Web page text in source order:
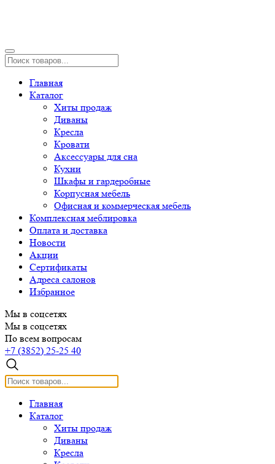
Главная
Каталог
Хиты продаж
Диваны
Кресла
Кровати
Аксессуары для сна
Кухни
Шкафы и гардеробные
Корпусная мебель
Офисная и коммерческая мебель
Комплексная меблировка
Оплата и доставка
Новости
Акции
Сертификаты
Адреса салонов
Избранное
Мы в соцсетях
Мы в соцсетях
По всем вопросам
+7 (3852) 25-25 40
Главная
Каталог
Хиты продаж
Диваны
Кресла